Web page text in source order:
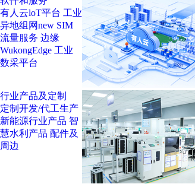
有人云loT平台 工业
异地组网new SIM
流量服务 边缘
WukongEdge 工业
数采平台
行业产品及定制
定制开发/代工生产
新能源行业产品 智
慧水利产品 配件及
周边